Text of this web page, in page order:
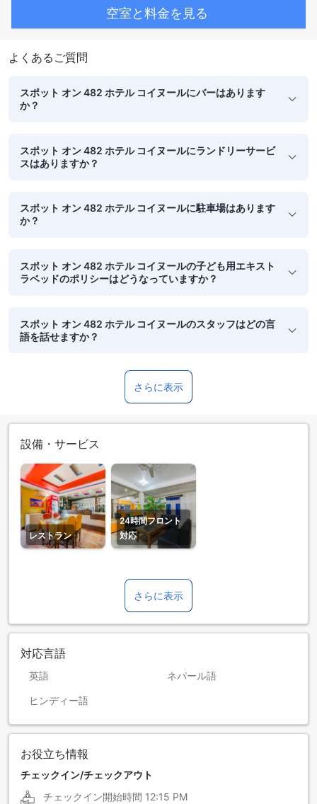
空室と料金を見る
よくあるご質問
スポット オン 482 ホテル コイヌールにバーはあります
か？
スポット オン 482 ホテル コイヌールにランドリーサービ
スはありますか？
スポット オン 482 ホテル コイヌールに駐車場はあります
か？
スポット オン 482 ホテル コイヌールの子ども用エキスト
ラベッドのポリシーはどうなっていますか？
スポット オン 482 ホテル コイヌールのスタッフはどの言
語を話せますか？
さらに表示
設備・サービス
レストラン
24時間フロント
対応
さらに表示
対応言語
英語 ネパール語
ヒンディー語
お役立ち情報
チェックイン/チェックアウト
チェックイン開始時間 12:15 PM